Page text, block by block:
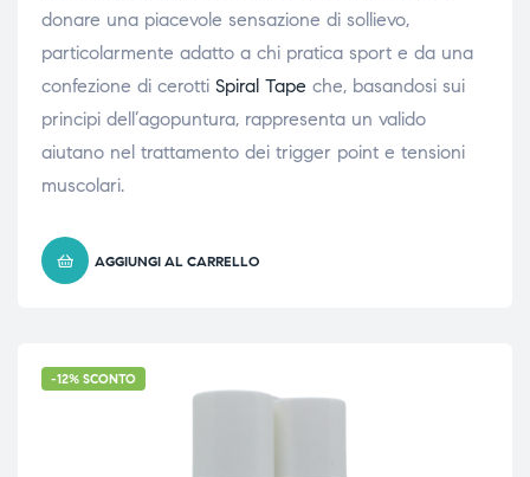
donare una piacevole sensazione di sollievo,
particolarmente adatto a chi pratica sport e da una
confezione di cerotti Spiral Tape che, basandosi sui
principi dell’agopuntura, rappresenta un valido
aiutano nel trattamento dei trigger point e tensioni
muscolari.
AGGIUNGI AL CARRELLO
-12% SCONTO